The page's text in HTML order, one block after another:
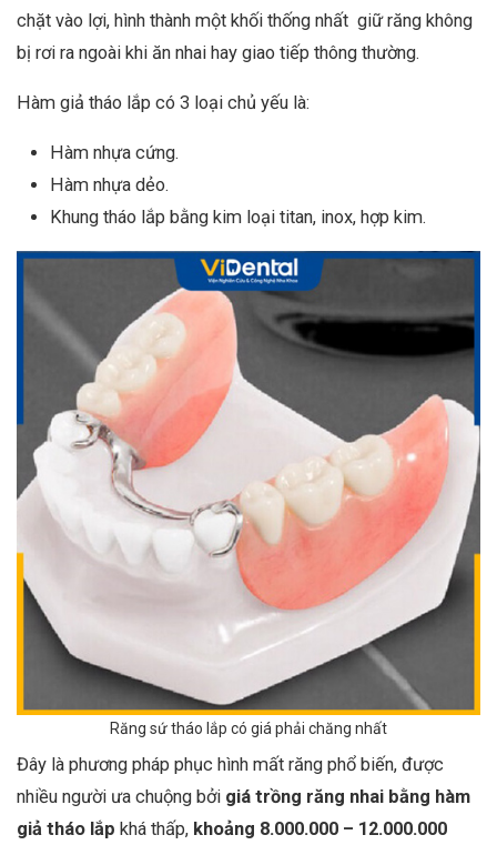
chặt vào lợi, hình thành một khối thống nhất giữ răng không
bị rơi ra ngoài khi ăn nhai hay giao tiếp thông thường.
Hàm giả tháo lắp có 3 loại chủ yếu là:
Hàm nhựa cứng.
Hàm nhựa dẻo.
Khung tháo lắp bằng kim loại titan, inox, hợp kim.
Răng sứ tháo lắp có giá phải chăng nhất
Đây là phương pháp phục hình mất răng phổ biến, được
nhiều người ưa chuộng bởi giá trồng răng nhai bằng hàm
giả tháo lắp khá thấp, khoảng 8.000.000 – 12.000.000